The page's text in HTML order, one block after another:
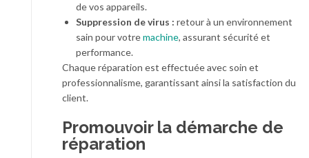
de vos appareils.
Suppression de virus : retour à un environnement
sain pour votremachine, assurant sécurité et
performance.
Chaque réparation est effectuée avec soin et
professionnalisme, garantissant ainsi la satisfaction du
client.
Promouvoir la démarche de
réparation